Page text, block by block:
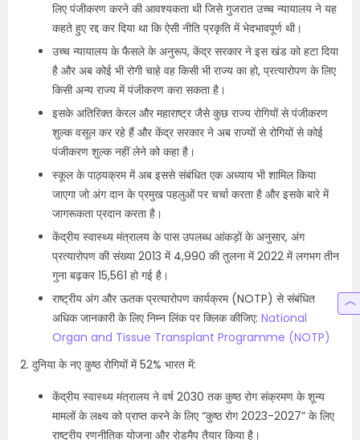
लिए पंजीकरण करने की आवश्यकता थी जिसे गुजरात उच्च न्यायालय ने यह
कहते हुए रद्द कर दिया था कि ऐसी नीति प्रकृति में भेदभावपूर्ण थी।
उच्च न्यायालय के फैसले के अनुरूप, केंद्र सरकार ने इस खंड को हटा दिया
है और अब कोई भी रोगी चाहे वह किसी भी राज्य का हो, प्रत्यारोपण के लिए
किसी अन्य राज्य में पंजीकरण करा सकता है।
इसके अतिरिक्त केरल और महाराष्ट्र जैसे कुछ राज्य रोगियों से पंजीकरण
शुल्क वसूल कर रहे हैं और केंद्र सरकार ने अब राज्यों से रोगियों से कोई
पंजीकरण शुल्क नहीं लेने को कहा है।
स्कूल के पाठ्यक्रम में अब इससे संबंधित एक अध्याय भी शामिल किया
जाएगा जो अंग दान के प्रमुख पहलुओं पर चर्चा करता है और इसके बारे में
जागरूकता प्रदान करता है।
केंद्रीय स्वास्थ्य मंत्रालय के पास उपलब्ध आंकड़ों के अनुसार, अंग
प्रत्यारोपण की संख्या 2013 में 4,990 की तुलना में 2022 में लगभग तीन
गुना बढ़कर 15,561 हो गई है।
राष्ट्रीय अंग और ऊतक प्रत्यारोपण कार्यक्रम (NOTP) से संबंधित
अधिक जानकारी के लिए निम्न लिंक पर क्लिक कीजिए: National
Organ and Tissue Transplant Programme (NOTP)
2. दुनिया के नए कुष्ठ रोगियों में 52% भारत में:
केंद्रीय स्वास्थ्य मंत्रालय ने वर्ष 2030 तक कुष्ठ रोग संक्रमण के शून्य
मामलों के लक्ष्य को प्राप्त करने के लिए “कुष्ठ रोग 2023-2027” के लिए
राष्ट्रीय रणनीतिक योजना और रोडमैप तैयार किया है।